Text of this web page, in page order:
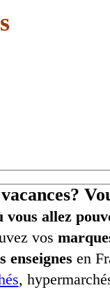
vous allez
vos
enseignes en
,